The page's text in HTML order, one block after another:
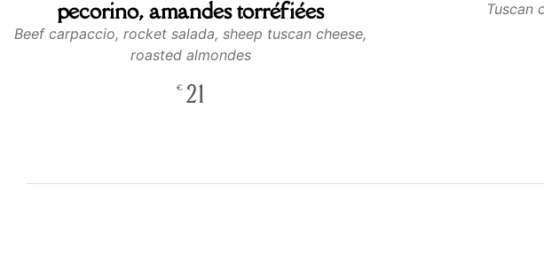
pecorino, amandes torréfiées
Beef carpaccio, rocket salada, sheep tuscan cheese,
roasted almondes
€ 21
Tuscan